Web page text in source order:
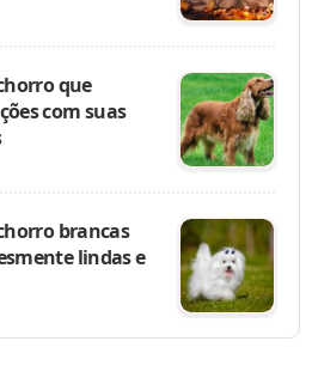
que
com suas
brancas
lindas e